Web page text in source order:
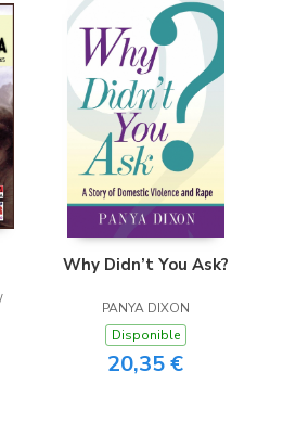
Why Didn’t You Ask?
PANYA DIXON
Disponible
20,35 €